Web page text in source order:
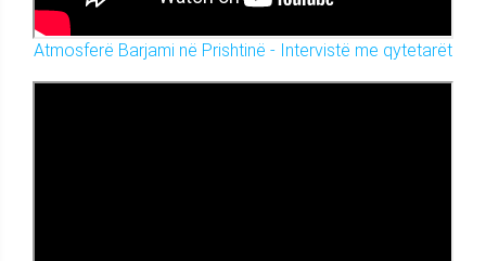
Atmosferë Barjami në Prishtinë - Intervistë me qytetarët